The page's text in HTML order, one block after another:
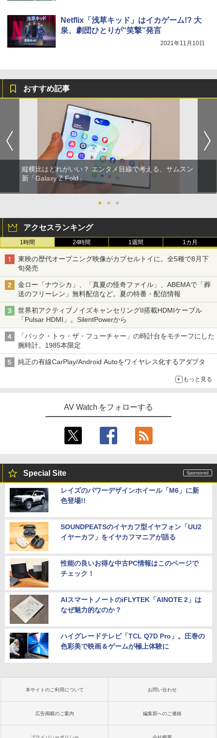
Netflix「浅草キッド」はイカゲーム!? 大
泉、劇団ひとりが“笑撃”発言
2021年11月10日
おすすめ記事
縦横比はどれがいい？ エンタメ目線で考える、サムスン
新「Galaxy Z Fold」
● ● ●
アクセスランキング
1時間 24時間 1週間 1カ月
東映の歴代オープニング映像がカプセルトイに。全5種で8月下
旬発売
金ロー「ナウシカ」、「真夏の怪奇ファイル」、ABEMAで「葬
送のフリーレン」無料配信など。夏の特番・配信情報
世界初アクティブノイズキャンセリングII搭載HDMIケーブル
「Pulsar HDMI」。SilentPowerから
「バック・トゥ・ザ・フューチャー」の時計台をモチーフにした
腕時計。1985本限定
純正の有線CarPlay/Android Autoをワイヤレス化するアダプタ
もっと見る
AV Watch をフォローする
Special Site
レイズのパワーデザインホイール「M6」に新
色登場!!
SOUNDPEATSのイヤカフ型イヤフォン「UU2
イヤーカフ」をイヤカフマニアが語る
性能の良いお得な中古PC情報はこのページで
チェック！
AIスマートノートのiFLYTEK「AINOTE 2」は
なぜ魅力的なのか？
ハイグレードテレビ「TCL Q7D Pro」。圧巻の
色彩美で映画＆ゲームが極上体験に
本サイトのご利用について お問い合わせ
広告掲載のご案内 編集部へのご連絡